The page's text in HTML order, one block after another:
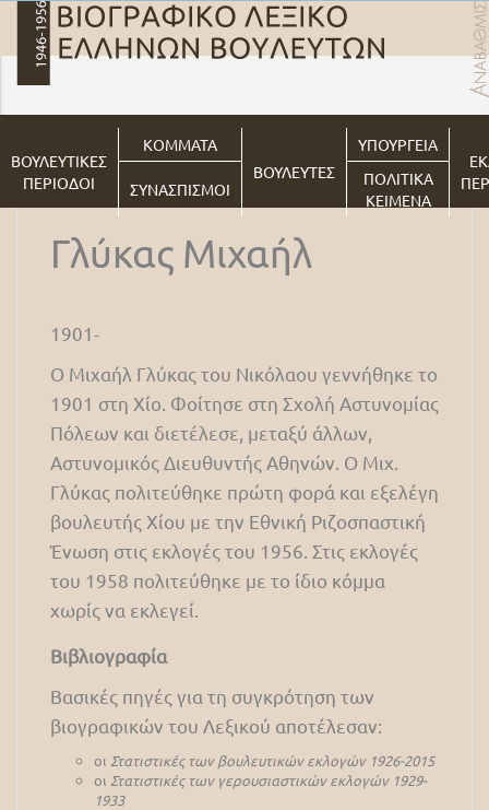
ΒΟΥΛΕΥΤΙΚΕΣ
ΠΕΡΙΟΔΟΙ
ΚΟΜΜΑΤΑ
ΒΟΥΛΕΥΤΕΣ
ΥΠΟΥΡΓΕΙΑ
ΣΥΝΑΣΠΙΣΜΟΙ
ΠΟΛΙΤΙΚΑ
ΚΕΙΜΕΝΑ
Γλύκας Μιχαήλ
1901-
Ο Μιχαήλ Γλύκας του Νικόλαου γεννήθηκε το
1901 στη Χίο. Φοίτησε στη Σχολή Αστυνομίας
Πόλεων και διετέλεσε, μεταξύ άλλων,
Αστυνομικός Διευθυντής Αθηνών. Ο Μιχ.
Γλύκας πολιτεύθηκε πρώτη φορά και εξελέγη
βουλευτής Χίου με την Εθνική Ριζοσπαστική
Ένωση στις εκλογές του 1956. Στις εκλογές
του 1958 πολιτεύθηκε με το ίδιο κόμμα
χωρίς να εκλεγεί.
Βιβλιογραφία
Βασικές πηγές για τη συγκρότηση των
βιογραφικών του Λεξικού αποτέλεσαν:
οι Στατιστικές των βουλευτικών εκλογών 1926-2015
οι Στατιστικές των γερουσιαστικών εκλογών 1929-
1933